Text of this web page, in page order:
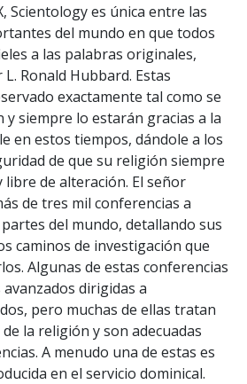
Scientology es única entre las
del mundo en que todos
a las palabras originales,
Ronald Hubbard. Estas
exactamente tal como se
siempre lo estarán gracias a la
en estos tiempos, dándole a los
de que su religión siempre
de alteración. El señor
de tres mil conferencias a
del mundo, detallando sus
caminos de investigación que
Algunas de estas conferencias
dirigidas a
pero muchas de ellas tratan
la religión y son adecuadas
A menudo una de estas es
en el servicio dominical.